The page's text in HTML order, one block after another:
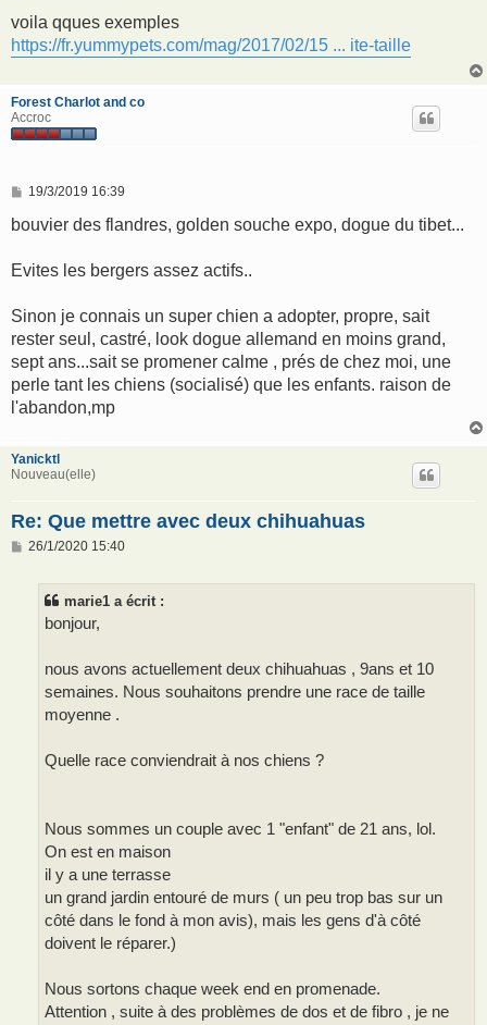
s
a
voila qques exemples
https://fr.yummypets.com/mag/2017/02/15 ... ite-taille
Forest Charlot and co
Accroc
M
s
g
19/3/2019 16:39
bouvier des flandres, golden souche expo, dogue du tibet...
Evites les bergers assez actifs..
Sinon je connais un super chien a adopter, propre, sait
rester seul, castré, look dogue allemand en moins grand,
sept ans...sait se promener calme , prés de chez moi, une
perle tant les chiens (socialisé) que les enfants. raison de
l'abandon,mp
Yanicktl
Nouveau(elle)
Re: Que mettre avec deux chihuahuas
M
26/1/2020 15:40
marie1 a écrit :
bonjour,
nous avons actuellement deux chihuahuas , 9ans et 10
semaines. Nous souhaitons prendre une race de taille
moyenne .
Quelle race conviendrait à nos chiens ?
Nous sommes un couple avec 1 "enfant" de 21 ans, lol.
On est en maison
il y a une terrasse
un grand jardin entouré de murs ( un peu trop bas sur un
côté dans le fond à mon avis), mais les gens d'à côté
doivent le réparer.)
Nous sortons chaque week end en promenade.
Attention , suite à des problèmes de dos et de fibro , je ne